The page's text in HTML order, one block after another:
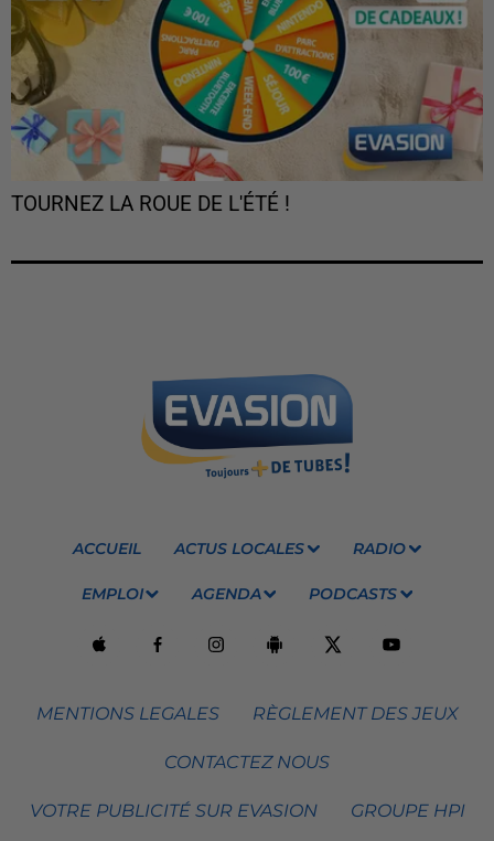
TOURNEZ LA ROUE DE L'ÉTÉ !
ACCUEIL ACTUS LOCALES RADIO
EMPLOI AGENDA PODCASTS
MENTIONS LEGALES RÈGLEMENT DES JEUX
CONTACTEZ NOUS
VOTRE PUBLICITÉ SUR EVASION GROUPE HPI